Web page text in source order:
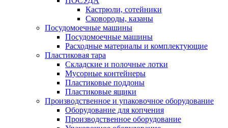
Кастрюли, сотейники
Сковороды, казаны
Посудомоечные машины
Посудомоечные машины
Расходные материалы и комплектующие
Пластиковая тара
Складские и полочные лотки
Мусорные контейнеры
Пластиковые поддоны
Пластиковые ящики
Производственное и упаковочное оборудование
Оборудование для копчения
Производственное оборудование